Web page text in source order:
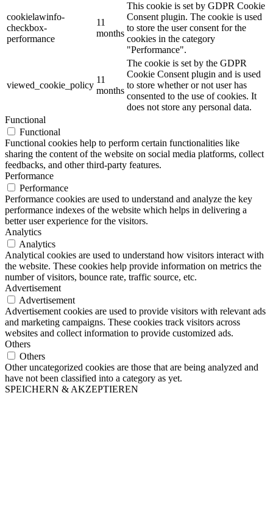
cookielawinfo-
checkbox-
performance
11
months
This cookie is set by GDPR Cookie
Consent plugin. The cookie is used
to store the user consent for the
cookies in the category
"Performance".
viewed_cookie_policy
11
months
The cookie is set by the GDPR
Cookie Consent plugin and is used
to store whether or not user has
consented to the use of cookies. It
does not store any personal data.
Functional
Functional
Functional cookies help to perform certain functionalities like
sharing the content of the website on social media platforms, collect
feedbacks, and other third-party features.
Performance
Performance
Performance cookies are used to understand and analyze the key
performance indexes of the website which helps in delivering a
better user experience for the visitors.
Analytics
Analytics
Analytical cookies are used to understand how visitors interact with
the website. These cookies help provide information on metrics the
number of visitors, bounce rate, traffic source, etc.
Advertisement
Advertisement
Advertisement cookies are used to provide visitors with relevant ads
and marketing campaigns. These cookies track visitors across
websites and collect information to provide customized ads.
Others
Others
Other uncategorized cookies are those that are being analyzed and
have not been classified into a category as yet.
SPEICHERN & AKZEPTIEREN